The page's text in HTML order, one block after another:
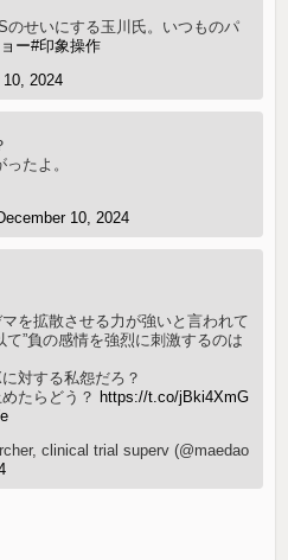
のせいにする玉川氏。いつものパ
ー#印象操作
10, 2024
たよ。
10, 2024
を拡散させる力が強いと言われて
”負の感情を強烈に刺激するのは
対する私怨だろ？
たらどう？ https://t.co/jBki4XmG
clinical trial superv (@maedao